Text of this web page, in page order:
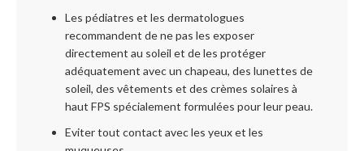
Les pédiatres et les dermatologues
recommandent de ne pas les exposer
directement au soleil et de les protéger
adéquatement avec un chapeau, des lunettes de
soleil, des vêtements et des crèmes solaires à
haut FPS spécialement formulées pour leur peau.
Eviter tout contact avec les yeux et les